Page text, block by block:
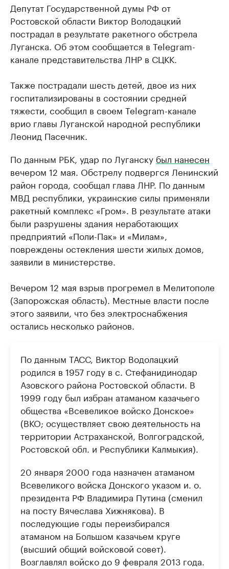
Депутат Государственной думы РФ от
Ростовской области Виктор Володацкий
пострадал в результате ракетного обстрела
Луганска. Об этом сообщается в Telegram-
канале представительства ЛНР в СЦКК.
Также пострадали шесть детей, двое из них
госпитализированы в состоянии средней
тяжести, сообщил в своем Telegram-канале
врио главы Луганской народной республики
Леонид Пасечник.
По данным РБК, удар по Луганску был нанесен
вечером 12 мая. Обстрелу подвергся Ленинский
район города, сообщал глава ЛНР. По данным
МВД республики, украинские силы применяли
ракетный комплекс «Гром». В результате атаки
были разрушены здания неработающих
предприятий «Поли-Пак» и «Милам»,
повреждены остекления шести жилых домов,
заявили в министерстве.
Вечером 12 мая взрыв прогремел в Мелитополе
(Запорожская область). Местные власти после
этого заявили, что без электроснабжения
остались несколько районов.
По данным ТАСС, Виктор Водолацкий
родился в 1957 году в с. Стефанидинодар
Азовского района Ростовской области. В
1999 году был избран атаманом казачьего
общества «Всевеликое войско Донское»
(ВКО; осуществляет свою деятельность на
территории Астраханской, Волгоградской,
Ростовской обл. и Республики Калмыкия).
20 января 2000 года назначен атаманом
Всевеликого войска Донского указом и. о.
президента РФ Владимира Путина (сменил
на посту Вячеслава Хижнякова). В
последующие годы переизбирался
атаманом на Большом казачьем круге
(высший общий войсковой совет).
Возглавлял войско до 9 февраля 2013 года.